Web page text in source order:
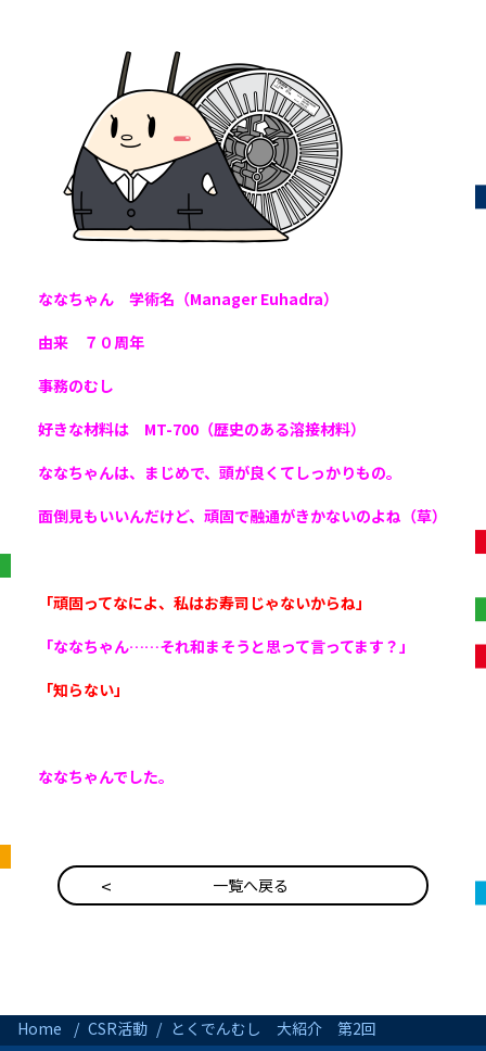
ななちゃん 学術名（Manager Euhadra）
由来 ７０周年
事務のむし
好きな材料は MT-700（歴史のある溶接材料）
ななちゃんは、まじめで、頭が良くてしっかりもの。
面倒見もいいんだけど、頑固で融通がきかないのよね（草）
「頑固ってなによ、私はお寿司じゃないからね」
「ななちゃん……それ和まそうと思って言ってます？」
「知らない」
ななちゃんでした。
一覧へ戻る
Home CSR活動 とくでんむし 大紹介 第2回